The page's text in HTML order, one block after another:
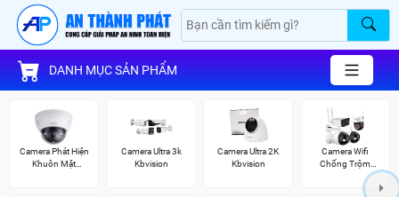
DANH MỤC SẢN PHẨM
Camera Phát Hiện
Khuôn Mặt
Camera Ultra 3k
Kbvision
Camera Ultra 2K
Kbvision
Camera Wifi
Chống Trộm